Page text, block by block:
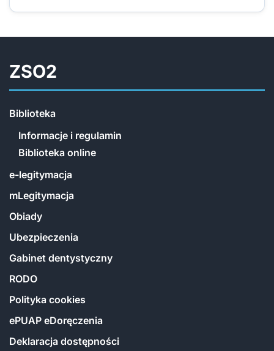
ZSO2
Biblioteka
Informacje i regulamin
Biblioteka online
e-legitymacja
mLegitymacja
Obiady
Ubezpieczenia
Gabinet dentystyczny
RODO
Polityka cookies
ePUAP eDoręczenia
Deklaracja dostępności